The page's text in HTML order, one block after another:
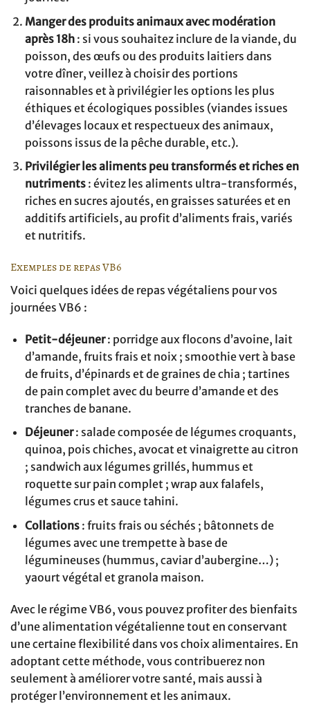
Manger des produits animaux avec modération
après 18h: si vous souhaitez inclure de la viande, du
poisson, des œufs ou des produits laitiers dans
votre dîner, veillez à choisir des portions
raisonnables et à privilégier les options les plus
éthiques et écologiques possibles (viandes issues
d’élevages locaux et respectueux des animaux,
poissons issus de la pêche durable, etc.).
Privilégier les aliments peu transformés et riches en
nutriments: évitez les aliments ultra-transformés,
riches en sucres ajoutés, en graisses saturées et en
additifs artificiels, au profit d’aliments frais, variés
et nutritifs.
Exemples de repas VB6
Voici quelques idées de repas végétaliens pour vos
journées VB6 :
Petit-déjeuner: porridge aux flocons d’avoine, lait
d’amande, fruits frais et noix ; smoothie vert à base
de fruits, d’épinards et de graines de chia ; tartines
de pain complet avec du beurre d’amande et des
tranches de banane.
Déjeuner: salade composée de légumes croquants,
quinoa, pois chiches, avocat et vinaigrette au citron
; sandwich aux légumes grillés, hummus et
roquette sur pain complet ; wrap aux falafels,
légumes crus et sauce tahini.
Collations: fruits frais ou séchés ; bâtonnets de
légumes avec une trempette à base de
légumineuses (hummus, caviar d’aubergine…) ;
yaourt végétal et granola maison.
Avec le régime VB6, vous pouvez profiter des bienfaits
d’une alimentation végétalienne tout en conservant
une certaine flexibilité dans vos choix alimentaires. En
adoptant cette méthode, vous contribuerez non
seulement à améliorer votre santé, mais aussi à
protéger l’environnement et les animaux.